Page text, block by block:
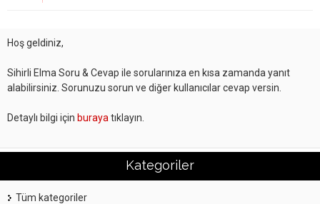
Hoş geldiniz,
Sihirli Elma Soru & Cevap ile sorularınıza en kısa zamanda yanıt
alabilirsiniz. Sorunuzu sorun ve diğer kullanıcılar cevap versin.
Detaylı bilgi için buraya tıklayın.
Kategoriler
Tüm kategoriler